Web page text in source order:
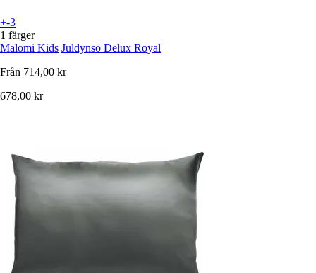
+-3
1 färger
Malomi Kids Juldynsö Delux Royal
Från 714,00 kr
678,00 kr